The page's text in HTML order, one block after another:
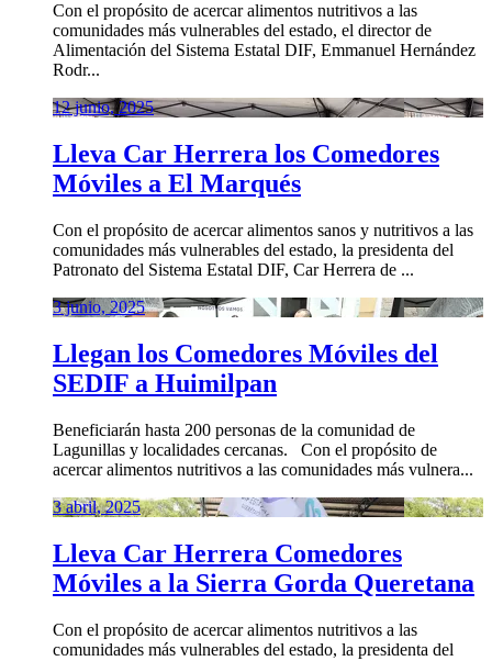
Con el propósito de acercar alimentos nutritivos a las
comunidades más vulnerables del estado, el director de
Alimentación del Sistema Estatal DIF, Emmanuel Hernández
Rodr...
12 junio, 2025
Lleva Car Herrera los Comedores
Móviles a El Marqués
Con el propósito de acercar alimentos sanos y nutritivos a las
comunidades más vulnerables del estado, la presidenta del
Patronato del Sistema Estatal DIF, Car Herrera de ...
3 junio, 2025
Llegan los Comedores Móviles del
SEDIF a Huimilpan
Beneficiarán hasta 200 personas de la comunidad de
Lagunillas y localidades cercanas. Con el propósito de
acercar alimentos nutritivos a las comunidades más vulnera...
3 abril, 2025
Lleva Car Herrera Comedores
Móviles a la Sierra Gorda Queretana
Con el propósito de acercar alimentos nutritivos a las
comunidades más vulnerables del estado, la presidenta del